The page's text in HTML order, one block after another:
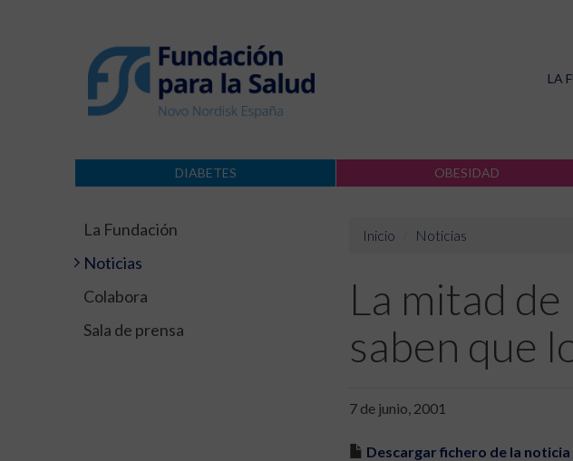
LA
DIABETES OBESIDAD
La Fundación
Noticias
Colabora
Sala de prensa
Inicio Noticias
La mitad
saben que
7 de junio, 2001
Descargar fichero de la